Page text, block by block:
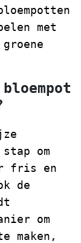
met
om
fris en
de
om
maken,